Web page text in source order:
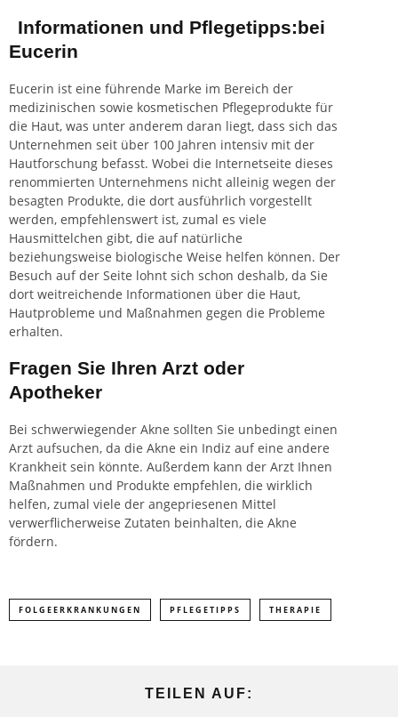
Informationen und Pflegetipps:bei
Eucerin
Eucerin ist eine führende Marke im Bereich der
medizinischen sowie kosmetischen Pflegeprodukte für
die Haut, was unter anderem daran liegt, dass sich das
Unternehmen seit über 100 Jahren intensiv mit der
Hautforschung befasst. Wobei die Internetseite dieses
renommierten Unternehmens nicht alleinig wegen der
besagten Produkte, die dort ausführlich vorgestellt
werden, empfehlenswert ist, zumal es viele
Hausmittelchen gibt, die auf natürliche
beziehungsweise biologische Weise helfen können. Der
Besuch auf der Seite lohnt sich schon deshalb, da Sie
dort weitreichende Informationen über die Haut,
Hautprobleme und Maßnahmen gegen die Probleme
erhalten.
Fragen Sie Ihren Arzt oder
Apotheker
Bei schwerwiegender Akne sollten Sie unbedingt einen
Arzt aufsuchen, da die Akne ein Indiz auf eine andere
Krankheit sein könnte. Außerdem kann der Arzt Ihnen
Maßnahmen und Produkte empfehlen, die wirklich
helfen, zumal viele der angepriesenen Mittel
verwerflicherweise Zutaten beinhalten, die Akne
fördern.
FOLGEERKRANKUNGEN PFLEGETIPPS THERAPIE
TEILEN AUF: